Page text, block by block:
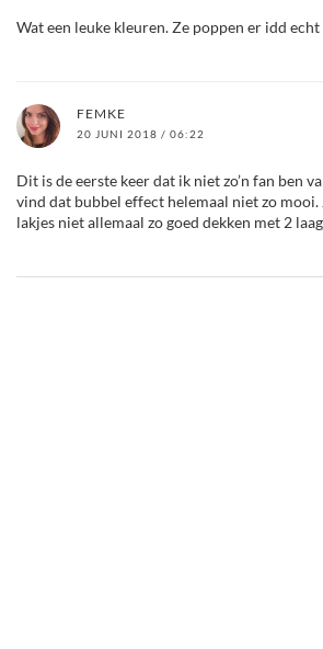
Wat een leuke kleuren. Ze poppen er idd
FEMKE
20 JUNI 2018 / 06:22
Dit is de eerste keer dat ik niet zo’n fan ben
vind dat bubbel effect helemaal niet zo mooi.
lakjes niet allemaal zo goed dekken met 2